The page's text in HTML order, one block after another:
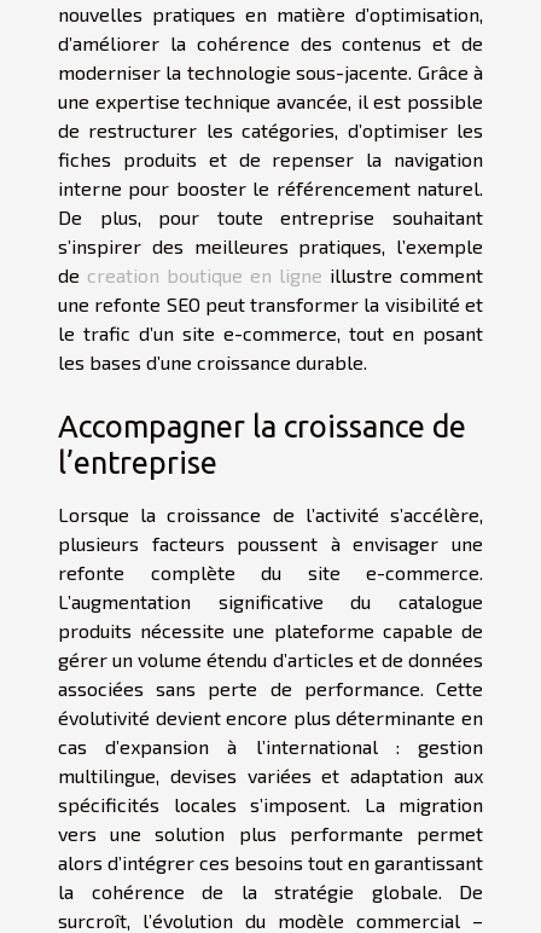
nouvelles pratiques en matière d’optimisation,
d’améliorer la cohérence des contenus et de
moderniser la technologie sous-jacente. Grâce à
une expertise technique avancée, il est possible
de restructurer les catégories, d’optimiser les
fiches produits et de repenser la navigation
interne pour booster le référencement naturel.
De plus, pour toute entreprise souhaitant
s’inspirer des meilleures pratiques, l’exemple
de creation boutique en ligne illustre comment
une refonte SEO peut transformer la visibilité et
le trafic d’un site e-commerce, tout en posant
les bases d’une croissance durable.
Accompagner la croissance de
l’entreprise
Lorsque la croissance de l’activité s’accélère,
plusieurs facteurs poussent à envisager une
refonte complète du site e-commerce.
L’augmentation significative du catalogue
produits nécessite une plateforme capable de
gérer un volume étendu d’articles et de données
associées sans perte de performance. Cette
évolutivité devient encore plus déterminante en
cas d’expansion à l’international : gestion
multilingue, devises variées et adaptation aux
spécificités locales s’imposent. La migration
vers une solution plus performante permet
alors d’intégrer ces besoins tout en garantissant
la cohérence de la stratégie globale. De
surcroît, l’évolution du modèle commercial –